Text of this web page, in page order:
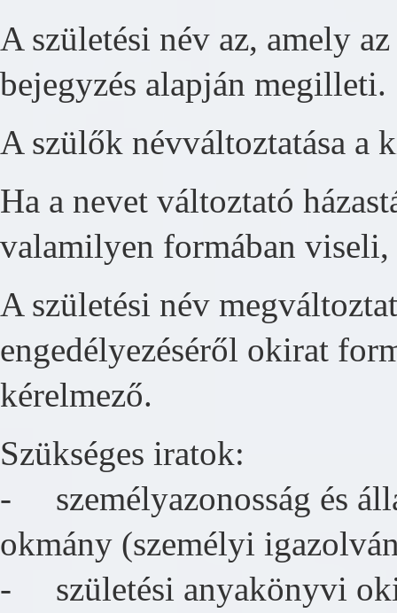
A születési név az, amely
bejegyzés alapján megilleti.
A szülők névváltoztatása
Ha a nevet változtató
valamilyen formában
A születési név
engedélyezéséről okirat
kérelmező.
Szükséges iratok:
- személyazonosság és
okmány (személyi
- születési anyakönyvi